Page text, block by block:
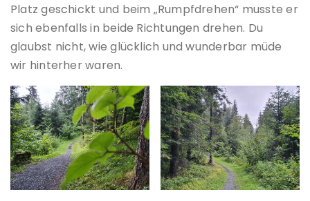
Platz geschickt und beim „Rumpfdrehen“ musste er
sich ebenfalls in beide Richtungen drehen. Du
glaubst nicht, wie glücklich und wunderbar müde
wir hinterher waren.